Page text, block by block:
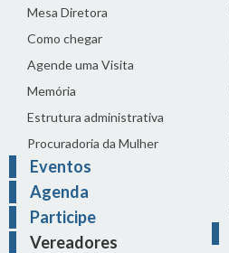
Mesa Diretora
Como chegar
Agende uma Visita
Memória
Estrutura administrativa
Procuradoria da Mulher
Eventos
Agenda
Participe
Vereadores